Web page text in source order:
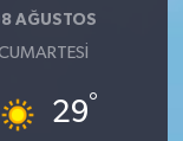
AĞUSTOS
29°